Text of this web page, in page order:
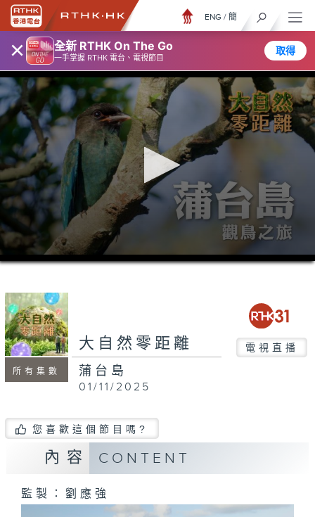
× 全新 RTHK On The Go
一手掌握 RTHK 電台、電視節目
取得
ENG / 簡
0
seconds
minutes,
7
seconds
所有集數
大自然零距離 電視直播
蒲台島
01/11/2025
您喜歡這個節目嗎?
內容 CONTENT
監製：劉應強